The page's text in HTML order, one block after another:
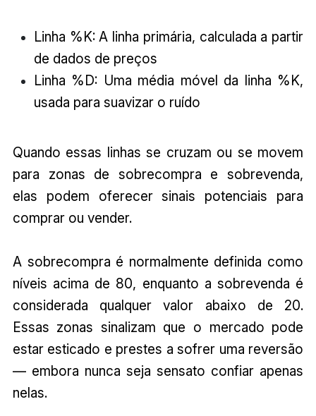
Linha %K: A linha primária, calculada a partir
de dados de preços
Linha %D: Uma média móvel da linha %K,
usada para suavizar o ruído
Quando essas linhas se cruzam ou se movem
para zonas de sobrecompra e sobrevenda,
elas podem oferecer sinais potenciais para
comprar ou vender.
A sobrecompra é normalmente definida como
níveis acima de 80, enquanto a sobrevenda é
considerada qualquer valor abaixo de 20.
Essas zonas sinalizam que o mercado pode
estar esticado e prestes a sofrer uma reversão
— embora nunca seja sensato confiar apenas
nelas.